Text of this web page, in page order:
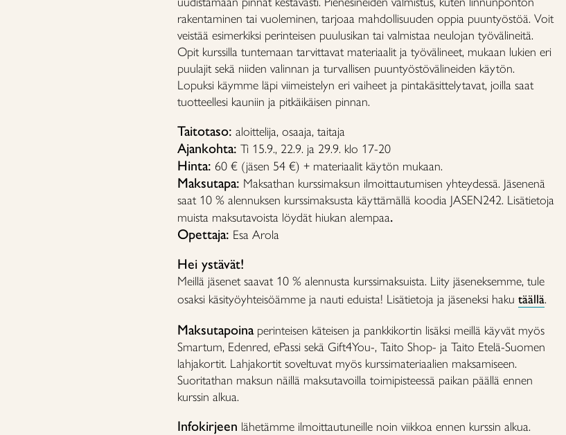
rakentaminen tai vuoleminen, tarjoaa mahdollisuuden oppia puuntyöstöä. Voit
veistää esimerkiksi perinteisen puulusikan tai valmistaa neulojan työvälineitä.
Opit kurssilla tuntemaan tarvittavat materiaalit ja työvälineet, mukaan lukien eri
puulajit sekä niiden valinnan ja turvallisen puuntyöstövälineiden käytön.
Lopuksi käymme läpi viimeistelyn eri vaiheet ja pintakäsittelytavat, joilla saat
tuotteellesi kauniin ja pitkäikäisen pinnan.
Taitotaso: aloittelija, osaaja, taitaja
Ajankohta: Ti 15.9., 22.9. ja 29.9. klo 17-20
Hinta: 60 € (jäsen 54 €) + materiaalit käytön mukaan.
Maksutapa: Maksathan kurssimaksun ilmoittautumisen yhteydessä. Jäsenenä
saat 10 % alennuksen kurssimaksusta käyttämällä koodia JASEN242. Lisätietoja
muista maksutavoista löydät hiukan alempaa.
Opettaja: Esa Arola
Hei ystävät!
Meillä jäsenet saavat 10 % alennusta kurssimaksuista. Liity jäseneksemme, tule
osaksi käsityöyhteisöämme ja nauti eduista! Lisätietoja ja jäseneksi haku täällä.
Maksutapoinaperinteisen käteisen ja pankkikortin lisäksi meillä käyvät myös
Smartum, Edenred, ePassi sekä Gift4You-, Taito Shop- ja Taito Etelä-Suomen
lahjakortit. Lahjakortit soveltuvat myös kurssimateriaalien maksamiseen.
Suoritathan maksun näillä maksutavoilla toimipisteessä paikan päällä ennen
kurssin alkua.
Infokirjeen lähetämme ilmoittautuneille noin viikkoa ennen kurssin alkua.